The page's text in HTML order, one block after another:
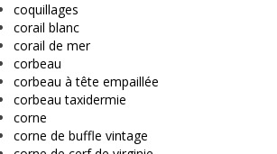
coquillages
corail blanc
corail de mer
corbeau
corbeau à tête empaillée
corbeau taxidermie
corne
corne de buffle vintage